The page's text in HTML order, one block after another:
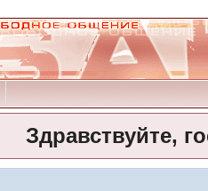
Здравствуйте,